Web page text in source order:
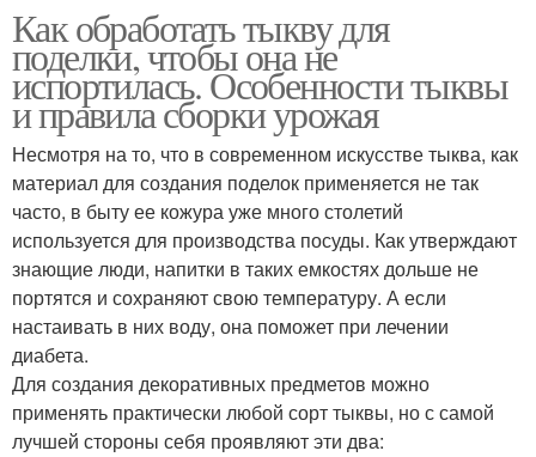
Как обработать тыкву для
поделки, чтобы она не
испортилась. Особенности тыквы
и правила сборки урожая
Несмотря на то, что в современном искусстве тыква, как
материал для создания поделок применяется не так
часто, в быту ее кожура уже много столетий
используется для производства посуды. Как утверждают
знающие люди, напитки в таких емкостях дольше не
портятся и сохраняют свою температуру. А если
настаивать в них воду, она поможет при лечении
диабета.
Для создания декоративных предметов можно
применять практически любой сорт тыквы, но с самой
лучшей стороны себя проявляют эти два: